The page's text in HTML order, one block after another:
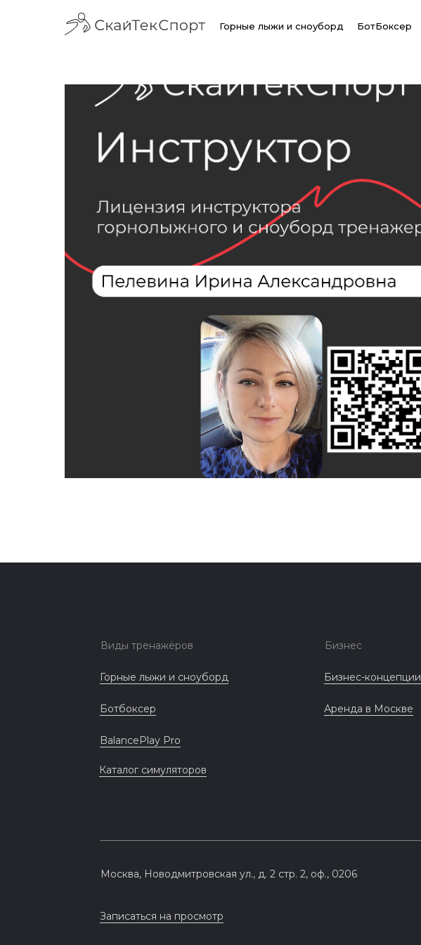
Горные лыжи и сноуборд БотБоксер
Виды тренажёров
Горные лыжи и сноуборд
Ботбоксер
BalancePlay Pro
Бизнес
Бизнес-концепции
Аренда в Москве
Москва, Новодмитровская ул., д. 2 стр. 2, оф., 0206
Записаться на просмотр
Каталог симуляторов